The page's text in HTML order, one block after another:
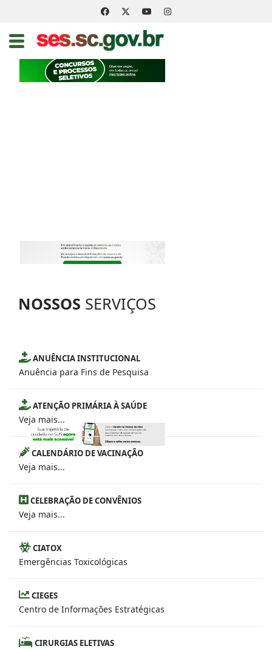
NOSSOS SERVIÇOS
ANUÊNCIA INSTITUCIONAL
Anuência para Fins de Pesquisa
ATENÇÃO PRIMÁRIA À SAÚDE
Veja mais...
CALENDÁRIO DE VACINAÇÃO
Veja mais...
CELEBRAÇÃO DE CONVÊNIOS
Veja mais...
CIATOX
Emergências Toxicológicas
CIEGES
Centro de Informações Estratégicas
CIRURGIAS ELETIVAS